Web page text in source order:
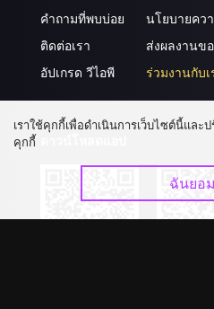
คำถามที่พบบ่อย
ติดต่อเรา
อัปเกรด วีไอพี
นโยบายคว
ส่งผลงานข
ร่วมงานกับเ
เราใช้คุกกี้เพื่อดำเนินการเว็บไซต์นี้และ
คุกกี้
ฉันยอ